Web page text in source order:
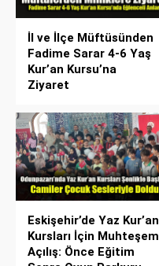
İl ve İlçe Müftüsünden
Fadime Sarar 4-6 Yaş
Kur’an Kursu’na
Ziyaret
Eskişehir’de Yaz Kur’an
Kursları İçin Muhteşem
Açılış: Önce Eğitim